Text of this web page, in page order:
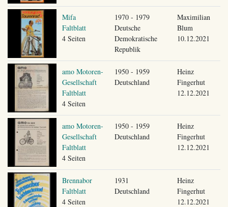
Mifa
Faltblatt
4 Seiten
1970 - 1979
Deutsche
Demokratische
Republik
Maximilian
Blum
10.12.2021
amo Motoren-
Gesellschaft
Faltblatt
4 Seiten
1950 - 1959
Deutschland
Heinz
Fingerhut
12.12.2021
amo Motoren-
Gesellschaft
Faltblatt
4 Seiten
1950 - 1959
Deutschland
Heinz
Fingerhut
12.12.2021
Brennabor
Faltblatt
4 Seiten
1931
Deutschland
Heinz
Fingerhut
12.12.2021